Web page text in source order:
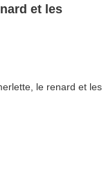
et les